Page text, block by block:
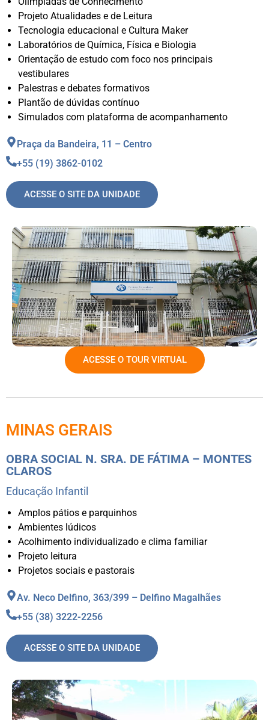
Projeto Atualidades e de Leitura
Tecnologia educacional e Cultura Maker
Laboratórios de Química, Física e Biologia
Orientação de estudo com foco nos principais
vestibulares
Palestras e debates formativos
Plantão de dúvidas contínuo
Simulados com plataforma de acompanhamento
Praça da Bandeira, 11 – Centro
+55 (19) 3862-0102
ACESSE O SITE DA UNIDADE
ACESSE O TOUR VIRTUAL
MINAS GERAIS
OBRA SOCIAL N. SRA. DE FÁTIMA – MONTES
CLAROS
Educação Infantil
Amplos pátios e parquinhos
Ambientes lúdicos
Acolhimento individualizado e clima familiar
Projeto leitura
Projetos sociais e pastorais
Av. Neco Delfino, 363/399 – Delfino Magalhães
+55 (38) 3222-2256
ACESSE O SITE DA UNIDADE